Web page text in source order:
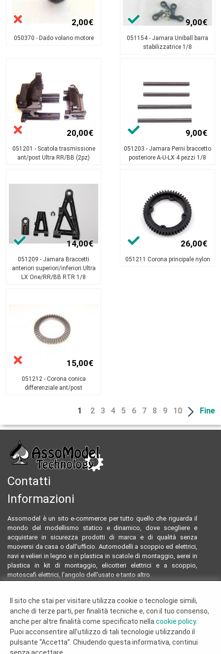
Il sito che stai per visitare utilizza cookie o tecnologie simili,
anche di terze parti, per finalità tecniche e, con il tuo consenso,
anche per altre finalità come specificato nella cookie policy.
Puoi acconsentire all’utilizzo di tali tecnologie utilizzando il
pulsante “Accetta”. Chiudendo questa informativa, continui
2,00€
050370 - Dado volano motore
9,00€
051154 - Jamara Uniball barra
stabilizzatrice 1/8
20,00€
051201 - Scatola trasmissione
ant/post Ultra RR/BB (2pz)
9,00€
051203 - Jamara Perni braccetto
posteriore A-U-LX 4 pezzi 1/8
14,00€
051209 - Jamara Braccetti
anteriori superiori/inferiori Ultra
LX One/RR/BB RTR 1/8
26,00€
051211 Corona principale nylon
15,00€
051212 - Corona conica
differenziale ant/post
1 2 3 4 5 6 7 8 9 10 Fine
Contatti
Informazioni
Assomodel è un sito e-commerce per tutto quello che riguarda il
mondo del modellismo statico e dinamico, dove scegliere e
acquistare in sicurezza prodotti di marca e di qualità senza
muoversi da casa o dall'ufficio. Automodelli a scoppio ed elettrici,
navi e velieri in legno e in plastica in scatole di montaggio, aerei in
plastica in kit di montaggio, elicotteri elettrici e a scoppio,
motoscafi elettrici, l'angolo dell'usato e tanto altro.
Tel:0922804761 - 3293096230
Termini e condizioni
Dove siamo
Chi siamo
Cookie Policy